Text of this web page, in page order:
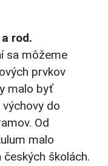
rod.
sa môžeme
prvkov
malo byť
do
Od
malo
školách.